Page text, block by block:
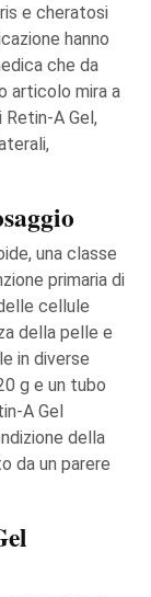
e cheratosi
hanno
che da
articolo mira a
A Gel,
una classe
primaria di
cellule
della pelle e
in diverse
g e un tubo
A Gel
della
da un parere